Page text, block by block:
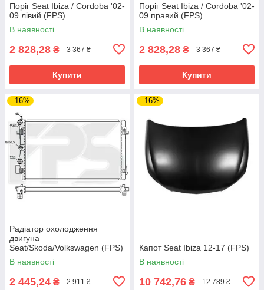
Поріг Seat Ibiza / Cordoba '02-
09 лівий (FPS)
В наявності
2 828,28 ₴ 3 367 ₴
Купити
Поріг Seat Ibiza / Cordoba '02-
09 правий (FPS)
В наявності
2 828,28 ₴ 3 367 ₴
Купити
–16%
Радіатор охолодження
двигуна
Seat/Skoda/Volkswagen (FPS)
FP 74 A382
В наявності
2 445,24 ₴ 2 911 ₴
–16%
Капот Seat Ibiza 12-17 (FPS)
В наявності
10 742,76 ₴ 12 789 ₴